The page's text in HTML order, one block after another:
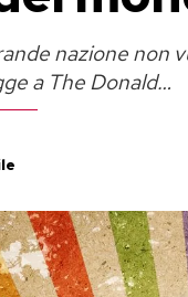
nazione non
a The Donald…